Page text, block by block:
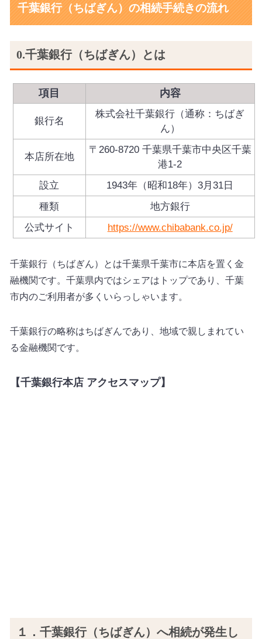
千葉銀行（ちばぎん）の相続手続きの流れ
0.千葉銀行（ちばぎん）とは
項目 内容
銀行名
株式会社千葉銀行（通称：ちばぎ
ん）
本店所在地
〒260-8720 千葉県千葉市中央区千葉
港1-2
設立
1943年（昭和18年）3月31日
種類
地方銀行
公式サイト
https://www.chibabank.co.jp/
千葉銀行（ちばぎん）とは千葉県千葉市に本店を置く金
融機関です。千葉県内ではシェアはトップであり、千葉
市内のご利用者が多くいらっしゃいます。
千葉銀行の略称はちばぎんであり、地域で親しまれてい
る金融機関です。
【千葉銀行本店 アクセスマップ】
１．千葉銀行（ちばぎん）へ相続が発生し